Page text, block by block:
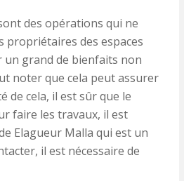
des opérations qui ne
propriétaires des espaces
un grand de bienfaits non
noter que cela peut assurer
de cela, il est sûr que le
faire les travaux, il est
Elagueur Malla qui est un
il est nécessaire de